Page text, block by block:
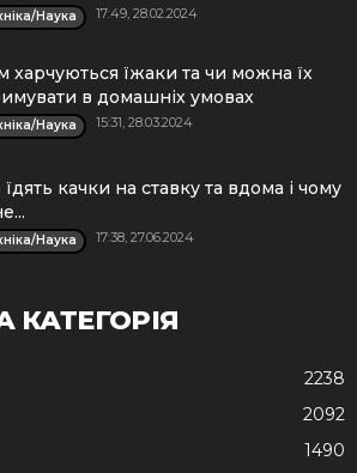
Наука 17:49, 28.02.2024
харчуються їжаки та чи можна їх
в домашніх умовах
Наука 15:31, 28.03.2024
качки на ставку та вдома і чому
Наука 17:38, 27.06.2024
КАТЕГОРІЯ
2238
2092
1490